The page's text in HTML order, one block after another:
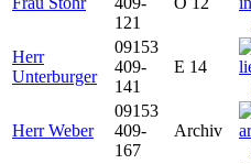
121
Herr
Unterburger
09153
409-
141
E 14
Herr Weber
09153
409-
167
Archiv